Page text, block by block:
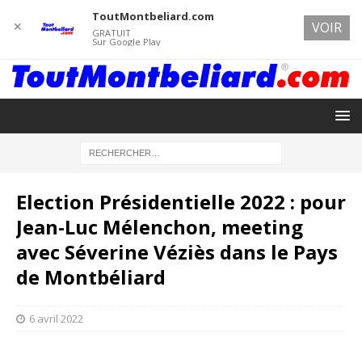
Election Présidentielle 2022 : pour
Jean-Luc Mélenchon, meeting
avec Séverine Véziès dans le Pays
de Montbéliard
6 avril 2022
✕
ToutMontbeliard.com
GRATUIT
Sur Google Play
VOIR